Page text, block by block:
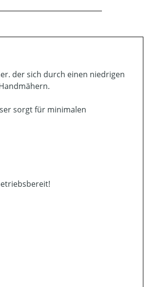
der sich durch einen niedrigen
sorgt für minimalen